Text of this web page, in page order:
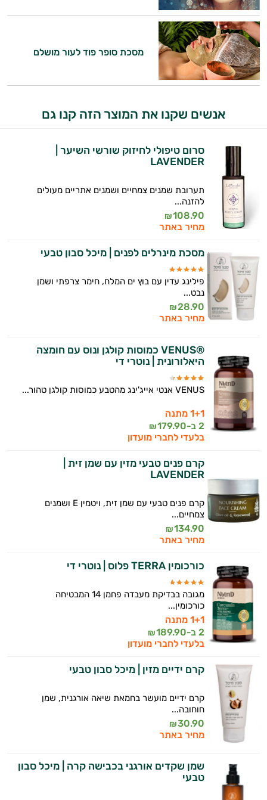
מסכת סופר פוד לעור מושלם
אנשים שקנו את המוצר הזה קנו גם
סרום טיפולי לחיזוק שורשי השיער |
LAVENDER
תערובת שמנים צמחיים ושמנים אתריים מעולים
להזנה...
108.90
₪
מחיר באתר
מסכת מינרלים לפנים | מיכל סבון טבעי
פילינג עדין עם בוץ ים המלח, חימר צרפתי ושמן
נבט...
28.90
₪
מחיר באתר
®VENUS כמוסות קולגן ונוס עם חומצה
היאלורונית | נוטרי די
VENUS אנטי אייג'ינג מהטבע כמוסות קולגן טהור...
1+1 מתנה
2 ב-
179.90
₪
בלעדי לחברי מועדון
קרם פנים טבעי מזין עם שמן זית |
LAVENDER
קרם פנים טבעי עם שמן זית, ויטמין E ושמנים
צמחיים...
134.90
₪
מחיר באתר
כורכומין TERRA פלוס | נוטרי די
מגובה בבדיקת מעבדה פחמן 14 המבטיחה
כורכומין...
1+1 מתנה
2 ב-
189.90
₪
בלעדי לחברי מועדון
קרם ידיים מזין | מיכל סבון טבעי
קרם ידיים מועשר בחמאת שיאה אורגנית, שמן
חוחובה...
30.90
₪
מחיר באתר
שמן שקדים אורגני בכבישה קרה | מיכל סבון
טבעי
היי,
התשובות שלי מבוססות על מאגרי מידע קליניים
ותזונת הספורט.
אני כאן כדי לעזור לך להתאים את תוספי
התזונה ומוצרי הבריאות המדויקים למטרות
ולמצב הגופני שלך, ולהסביר לך אילו רכיבים
עובדים יחד כדי למקסם תוצאות גם בחיי היום
יום וגם בתחום הכושר והספורט.
המטרה שלי היא להתאים עבורך המלצות
אישיות מבוססות מדעית.
זה הזמן להתחיל. איך אוכל לעזור?